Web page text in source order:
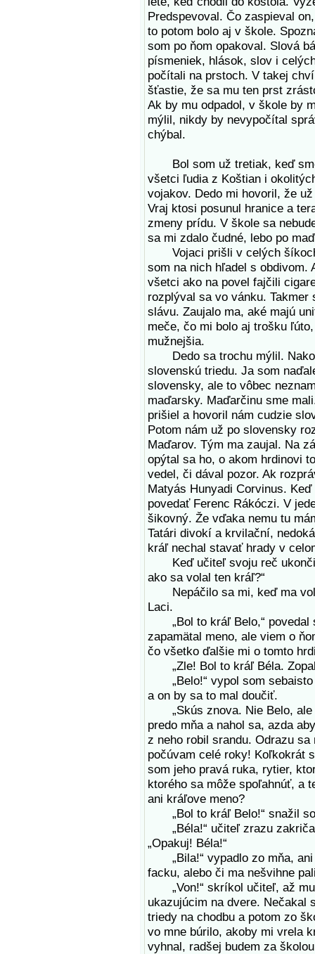
Predspevoval. Čo zaspieval
to potom bolo aj v škole.
som po ňom opakoval. Slová
písmeniek, hlások, slov i
počítali na prstoch. V takej
šťastie, že sa mu ten prst
Ak by mu odpadol, v škole by
mýlil, nikdy by nevypočítal
chýbal.
Bol som už tretiak, keď sme
všetci ľudia z Koštian i
vojakov. Dedo mi hovoril, že
Vraj ktosi posunul hranice a
zmeny prídu. V škole sa
sa mi zdalo čudné, lebo po
Vojaci prišli v celých
som na nich hľadel s
všetci ako na povel fajčili
rozplýval sa vo vánku.
slávu. Zaujalo ma, aké majú
meče, čo mi bolo aj trošku
mužnejšia.
Dedo sa trochu mýlil.
slovenskú triedu. Ja som
slovensky, ale to vôbec
maďarsky. Maďarčinu sme
prišiel a hovoril nám cudzie
Potom nám už po slovensky
Maďarov. Tým ma zaujal. Na
opýtal sa ho, o akom hrdinovi
vedel, či dával pozor. Ak
Matyás Hunyadi Corvinus.
povedať Ferenc Rákóczi. V
šikovný. Že vďaka nemu tu
Tatári divokí a krvilační,
kráľ nechal stavať hrady v
Keď učiteľ svoju reč ukončil,
ako sa volal ten kráľ?“
Nepáčilo sa mi, keď ma
Laci.
„Bol to kráľ Belo,“ povedal
zapamätal meno, ale viem o
čo všetko ďalšie mi o tomto
„Zle! Bol to kráľ Béla.
„Belo!“ vypol som sebaisto
a on by sa to mal doučiť.
„Skús znova. Nie Belo, ale
predo mňa a nahol sa, azda
z neho robil srandu. Odrazu
počúvam celé roky! Koľkokrát
som jeho pravá ruka, rytier,
ktorého sa môže spoľahnúť, a
ani kráľove meno?
„Bol to kráľ Belo!“ snažil
„Béla!“ učiteľ zrazu
„Opakuj! Béla!“
„Bila!“ vypadlo zo mňa, ani
facku, alebo či ma nešvihne
„Von!“ skríkol učiteľ, až mu
ukazujúcim na dvere. Nečakal
triedy na chodbu a potom zo
vo mne búrilo, akoby mi vrela
vyhnal, radšej budem za